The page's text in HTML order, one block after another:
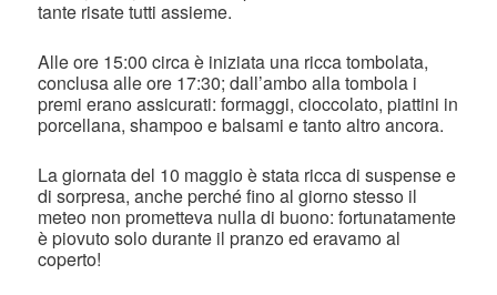
tante risate tutti assieme.
Alle ore 15:00 circa è iniziata una ricca tombolata,
conclusa alle ore 17:30; dall’ambo alla tombola i
premi erano assicurati: formaggi, cioccolato, piattini in
porcellana, shampoo e balsami e tanto altro ancora.
La giornata del 10 maggio è stata ricca di suspense e
di sorpresa, anche perché fino al giorno stesso il
meteo non prometteva nulla di buono: fortunatamente
è piovuto solo durante il pranzo ed eravamo al
coperto!